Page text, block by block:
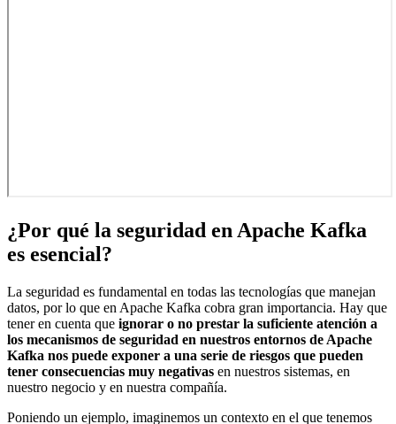
¿Por qué la seguridad en Apache Kafka
es esencial?
La seguridad es fundamental en todas las tecnologías que manejan
datos, por lo que en Apache Kafka cobra gran importancia. Hay que
tener en cuenta que ignorar o no prestar la suficiente atención a
los mecanismos de seguridad en nuestros entornos de Apache
Kafka nos puede exponer a una serie de riesgos que pueden
tener consecuencias muy negativas en nuestros sistemas, en
nuestro negocio y en nuestra compañía.
Poniendo un ejemplo, imaginemos un contexto en el que tenemos